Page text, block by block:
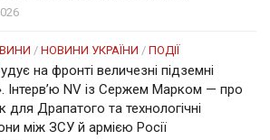
/ НОВИНИ УКРАЇНИ / ПОДІЇ
на фронті величезні підземні
Інтерв’ю NV із Сержем Марком — про
для Драпатого та технологічні
між ЗСУ й армією Росії